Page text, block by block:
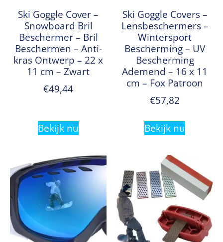
Ski Goggle Cover –
Snowboard Bril
Beschermer – Bril
Beschermen – Anti-
kras Ontwerp – 22 x
11 cm – Zwart
€49,44
Bekijk nu
Ski Goggle Covers –
Lensbeschermers –
Wintersport
Bescherming – UV
Bescherming
Ademend – 16 x 11
cm – Fox Patroon
€57,82
Bekijk nu